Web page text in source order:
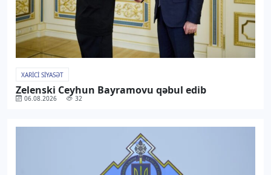
XARICI SIYASƏT
Zelenski Ceyhun Bayramovu qəbul edib
06.08.2026 32